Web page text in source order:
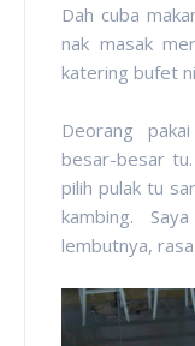
Dah cuba
nak masak
katering bufet
Deorang
besar-besar
pilih pulak tu
kambing.
lembutnya,